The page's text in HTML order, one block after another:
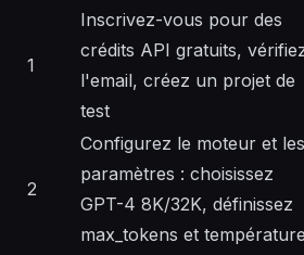
1
Inscrivez-vous pour des
crédits API gratuits,
l'email, créez un projet de
test
2
Configurez le moteur et les
paramètres : choisissez
GPT-4 8K/32K, définissez
max_tokens et température